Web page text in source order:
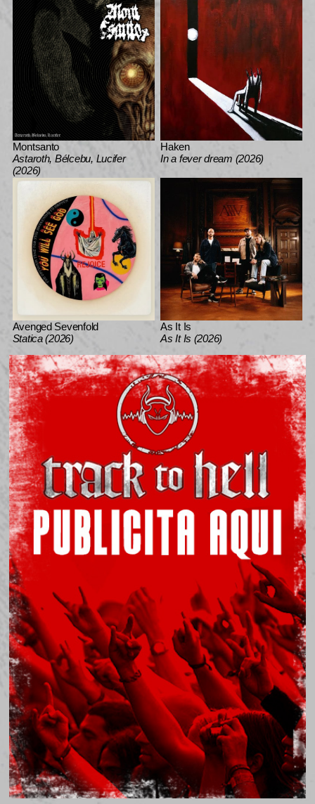
Montsanto
Astaroth, Bélcebu, Lucifer
(2026)
Haken
In a fever dream (2026)
Avenged Sevenfold
Statica (2026)
As It Is
As It Is (2026)